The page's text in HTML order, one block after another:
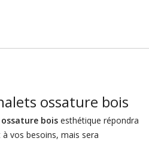
ossature bois
boisesthétique répondra
vos besoins, mais sera